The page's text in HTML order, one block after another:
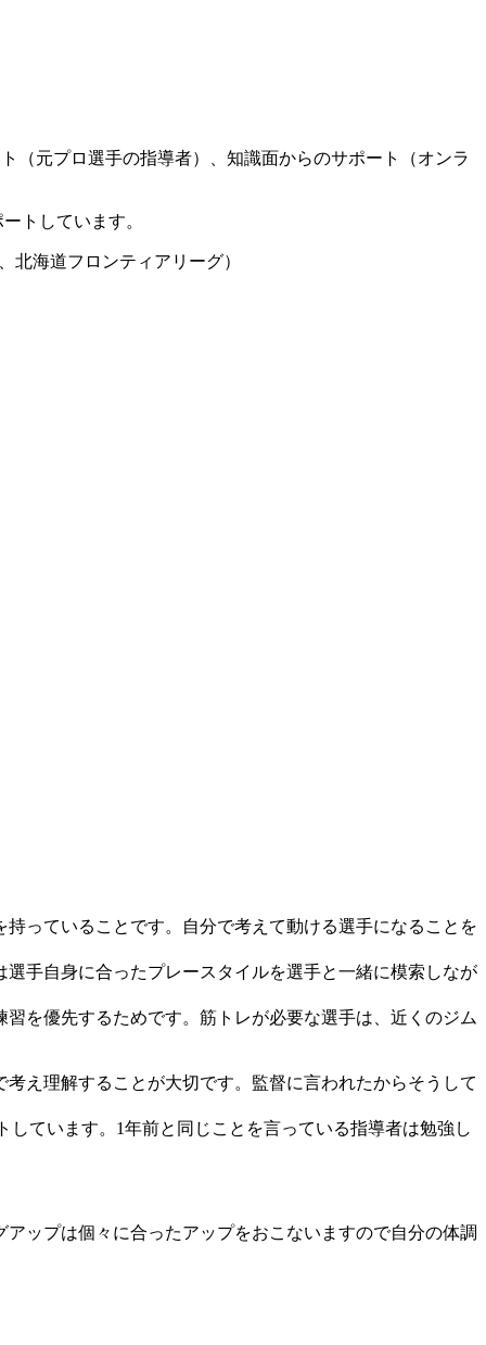
（元プロ選手の指導者）、知識面からのサポート（オンラ
トしています。
海道フロンティアリーグ）
っていることです。自分で考えて動ける選手になることを
手自身に合ったプレースタイルを選手と一緒に模索しなが
を優先するためです。筋トレが必要な選手は、近くのジム
え理解することが大切です。監督に言われたからそうして
ています。1年前と同じことを言っている指導者は勉強し
ップは個々に合ったアップをおこないますので自分の体調